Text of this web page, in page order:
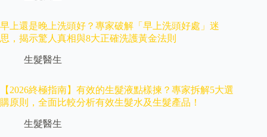
早上還是晚上洗頭好？專家破解「早上洗頭好處」迷
思，揭示驚人真相與8大正確洗護黃金法則
生髮醫生
【2026終極指南】有效的生髮液點樣揀？專家拆解5大選
購原則，全面比較分析有效生髮水及生髮產品！
生髮醫生